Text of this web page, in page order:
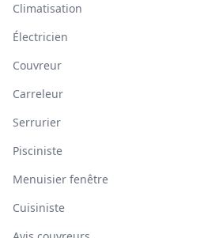
Climatisation
Électricien
Couvreur
Carreleur
Serrurier
Pisciniste
Menuisier fenêtre
Cuisiniste